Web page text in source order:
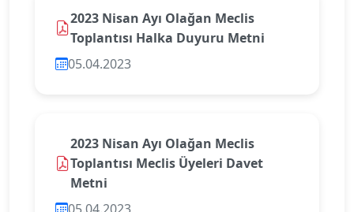
2023 Nisan Ayı Olağan Meclis
Toplantısı Halka Duyuru Metni
05.04.2023
2023 Nisan Ayı Olağan Meclis
Toplantısı Meclis Üyeleri Davet
Metni